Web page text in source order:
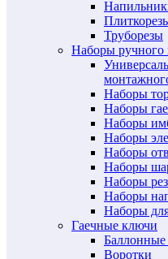
Труборезы
Наборы ручного
Наборы
Наборы
Наборы
Наборы
Наборы
Наборы
Наборы
Наборы
Наборы
Гаечные ключи
Воротки